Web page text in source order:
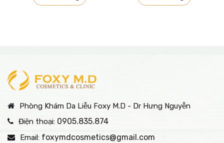
Phòng Khám Da Liễu Foxy M.D - Dr Hưng Nguyễn
Điện thoại: 0905.835.874
Email: foxymdcosmetics@gmail.com